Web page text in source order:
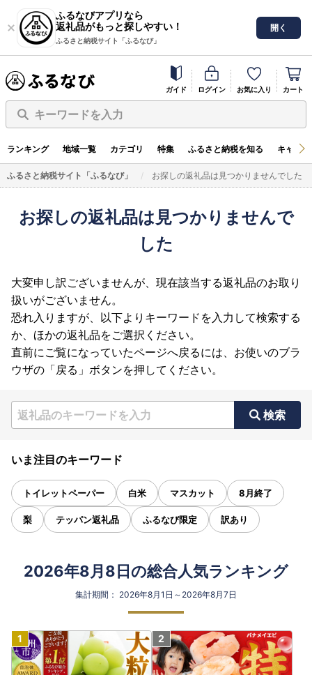
ふるなびアプリなら
返礼品がもっと探しやすい！
ふるさと納税サイト「ふるなび」
開く
ガイド ログイン お気に入り カート
キーワードを入力
ランキング 地域一覧 カテゴリ 特集 ふるさと納税を知る キャン
ふるさと納税サイト「ふるなび」 お探しの返礼品は見つかりませんでした
お探しの返礼品は見つかりませんで
した
大変申し訳ございませんが、現在該当する返礼品のお取り
扱いがございません。
恐れ入りますが、以下よりキーワードを入力して検索する
か、ほかの返礼品をご選択ください。
直前にご覧になっていたページへ戻るには、お使いのブラ
ウザの「戻る」ボタンを押してください。
検索
いま注目のキーワード
トイレットペーパー 白米 マスカット 8月終了
梨 テッパン返礼品 ふるなび限定 訳あり
2026年8月8日の総合人気ランキング
集計期間： 2026年8月1日～2026年8月7日